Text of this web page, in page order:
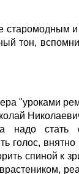
старомодным
тон,
"уроками
надо стать
голос, внятно
спиной к